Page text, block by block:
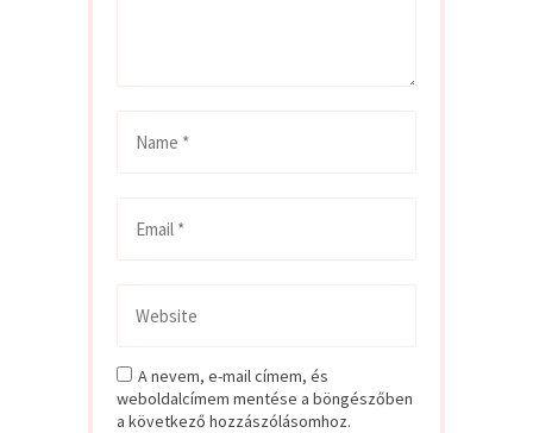
A nevem, e-mail címem, és
weboldalcímem mentése a böngészőben
a következő hozzászólásomhoz.